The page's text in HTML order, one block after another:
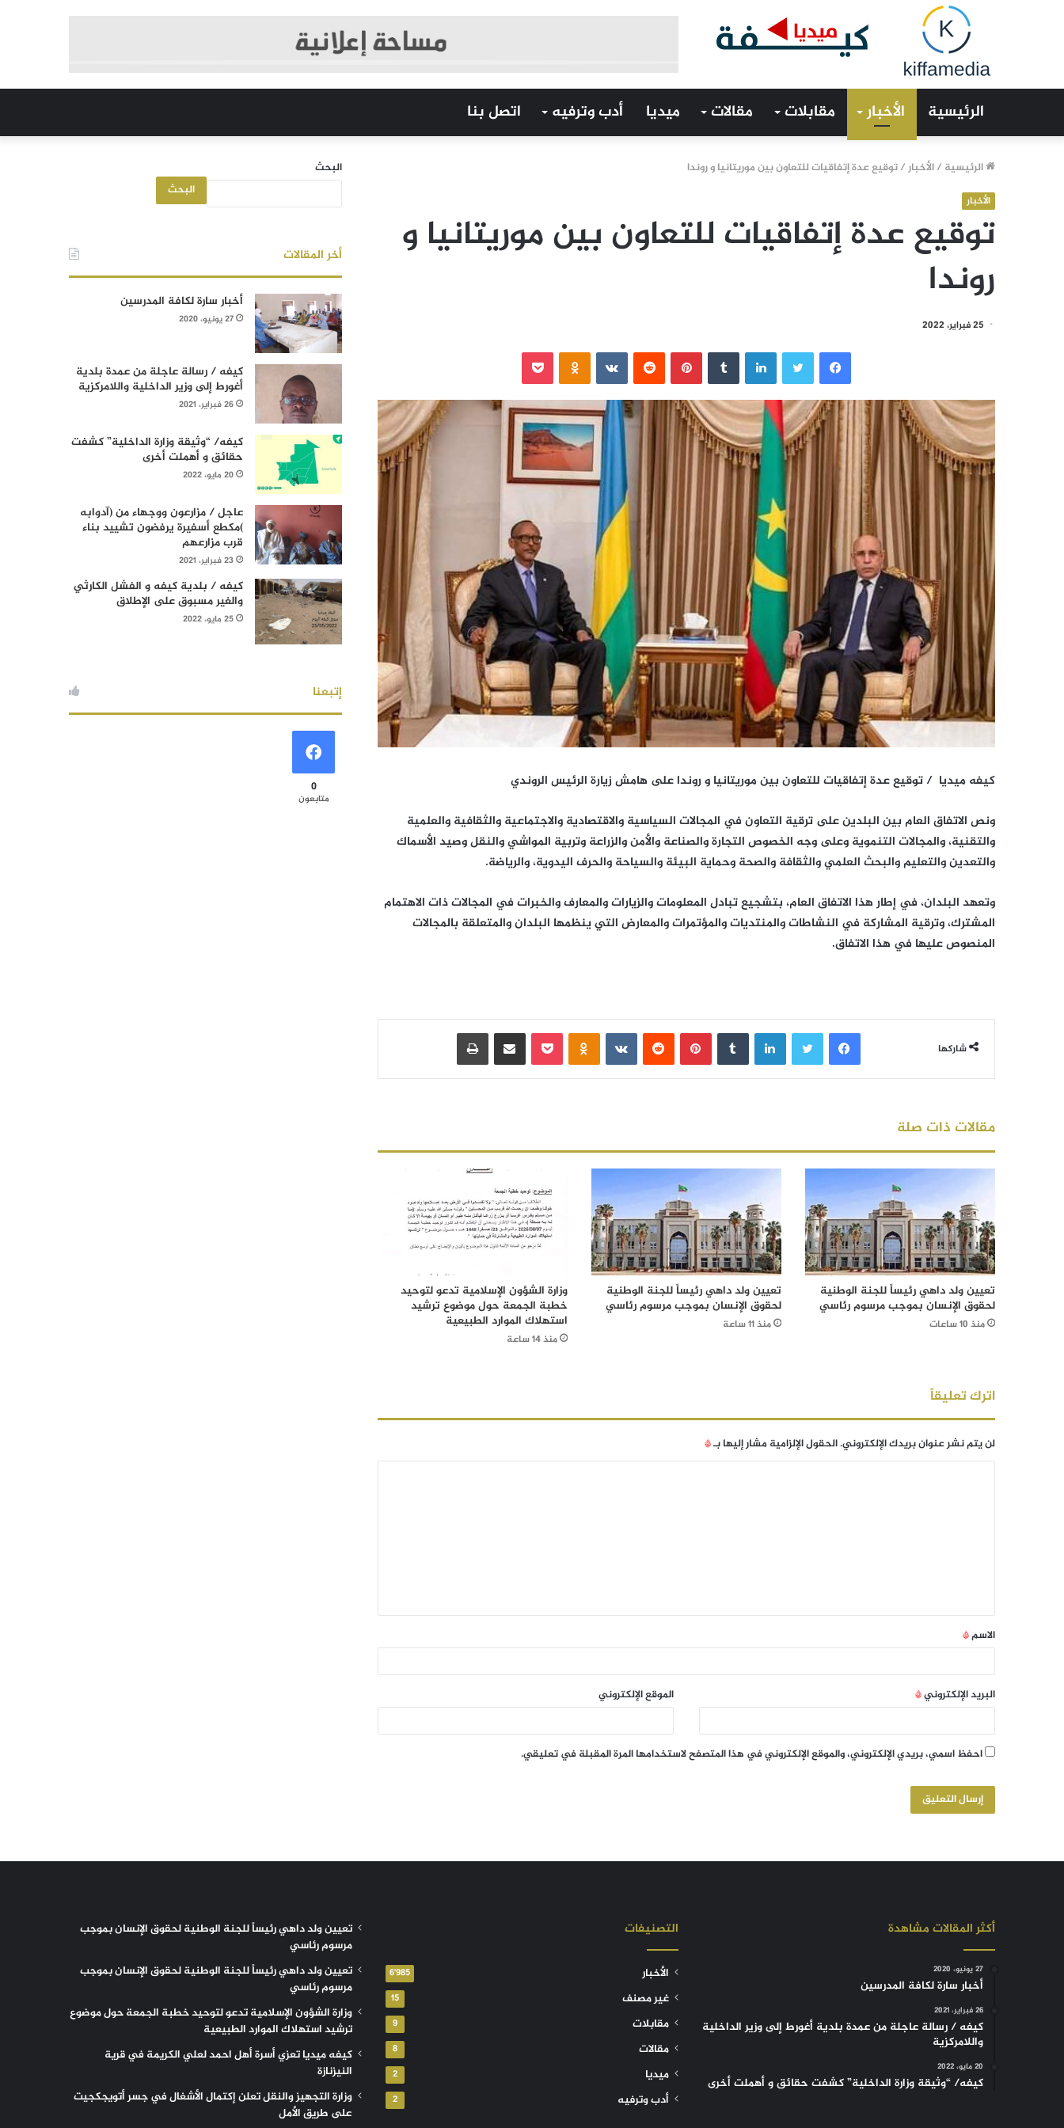
الرئيسية الأخبار مقابلات مقالات ميديا أدب وترفيه اتصل بنا
الرئيسية /الأخبار/توقيع عدة إتفاقيات للتعاون بين موريتانيا و روندا
الأخبار
توقيع عدة إتفاقيات للتعاون بين موريتانيا و
روندا
25 فبراير، 2022
فيسبوك لينكدإن بينتيريست
كيفه ميديا / توقيع عدة إتفاقيات للتعاون بين موريتانيا و روندا على هامش زيارة الرئيس الروندي
ونص الاتفاق العام بين البلدين على ترقية التعاون في المجالات السياسية والاقتصادية والاجتماعية والثقافية والعلمية
والتقنية، والمجالات التنموية وعلى وجه الخصوص التجارة والصناعة والأمن والزراعة وتربية المواشي والنقل وصيد الأسماك
والتعدين والتعليم والبحث العلمي والثقافة والصحة وحماية البيئة والسياحة والحرف اليدوية، والرياضة.
وتعهد البلدان، في إطار هذا الاتفاق العام، بتشجيع تبادل المعلومات والزيارات والمعارف والخبرات في المجالات ذات الاهتمام
المشترك، وترقية المشاركة في النشاطات والمنتديات والمؤتمرات والمعارض التي ينظمها البلدان والمتعلقة بالمجالات
المنصوص عليها في هذا الاتفاق.
شاركها
فيسبوك لينكدإن بينتيريست بوكيت مشاركة عبر البريد
مقالات ذات صلة
تعيين ولد داهي رئيساً للجنة الوطنية
لحقوق الإنسان بموجب مرسوم رئاسي
منذ 10 ساعات
تعيين ولد داهي رئيساً للجنة الوطنية
لحقوق الإنسان بموجب مرسوم رئاسي
منذ 11 ساعة
وزارة الشؤون الإسلامية تدعو لتوحيد
خطبة الجمعة حول موضوع ترشيد
استهلاك الموارد الطبيعية
منذ 14 ساعة
اترك تعليقاً
لن يتم نشر عنوان بريدك الإلكتروني.الحقول الإلزامية مشار إليها بـ*
الاسم*
البريد الإلكتروني* الموقع الإلكتروني
احفظ اسمي، بريدي الإلكتروني، والموقع الإلكتروني في هذا المتصفح لاستخدامها المرة المقبلة في تعليقي.
البحث
البحث
أخر المقالات
أخبار سارة لكافة المدرسين
27 يونيو، 2020
كيفه / رسالة عاجلة من عمدة بلدية
أغورط إلى وزير الداخلية واللامركزية
26 فبراير، 2021
كيفه/ “وثيقة وزارة الداخلية” كشفت
حقائق و أهملت أخرى
20 مايو، 2022
عاجل / مزارعون ووجهاء من (آدوابه
)مكطع أسفيرة يرفضون تشييد بناء
قرب مزارعهم
23 فبراير، 2021
كيفه / بلدية كيفه و الفشل الكارثي
والغير مسبوق على الإطلاق
25 مايو، 2022
إتبعنا
0
متابعون
أكثر المقالات مشاهدة
27 يونيو، 2020
أخبار سارة لكافة المدرسين
26 فبراير، 2021
كيفه / رسالة عاجلة من عمدة بلدية أغورط إلى وزير الداخلية
واللامركزية
20 مايو، 2022
كيفه/ “وثيقة وزارة الداخلية” كشفت حقائق و أهملت أخرى
التصنيفات
الأخبار 6٬985
غير مصنف 15
مقابلات 9
مقالات 8
ميديا 2
أدب وترفيه 2
تعيين ولد داهي رئيساً للجنة الوطنية لحقوق الإنسان بموجب
مرسوم رئاسي
تعيين ولد داهي رئيساً للجنة الوطنية لحقوق الإنسان بموجب
مرسوم رئاسي
وزارة الشؤون الإسلامية تدعو لتوحيد خطبة الجمعة حول موضوع
ترشيد استهلاك الموارد الطبيعية
كيفه ميديا تعزي أسرة أهل احمد لعلي الكريمة في قرية
النيزنازة
وزارة التجهيز والنقل تعلن إكتمال الأشغال في جسر أتويجكجيت
على طريق الأمل